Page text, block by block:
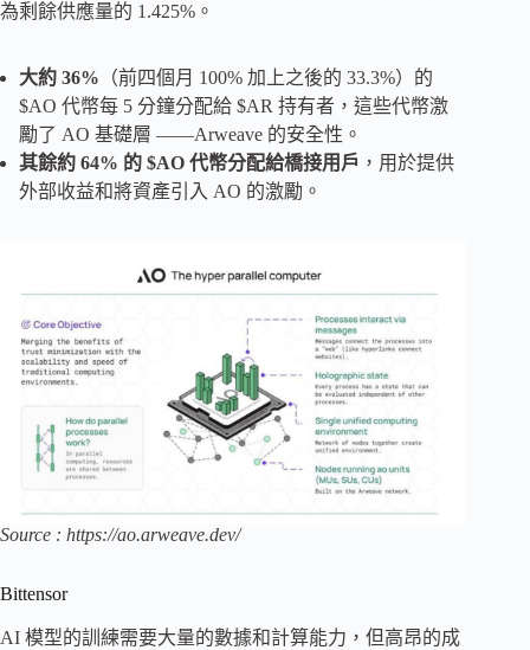
為剩餘供應量的 1.425%。
大約 36% （前四個月 100% 加上之後的 33.3%）的
$AO 代幣每 5 分鐘分配給 $AR 持有者，這些代幣激
勵了 AO 基礎層 ——Arweave 的安全性。
其餘約 64% 的 $AO 代幣分配給橋接用戶 ，用於提供
外部收益和將資產引入 AO 的激勵。
Source : https://ao.arweave.dev/
Bittensor
AI 模型的訓練需要大量的數據和計算能力，但高昂的成